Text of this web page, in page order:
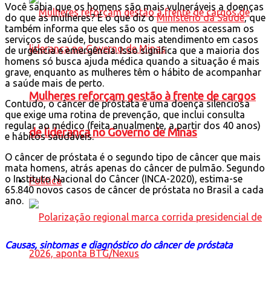
Mulheres reforçam gestão à frente de cargos
de liderança no Governo de Minas
Política
Você sabia que os homens são mais vulneráveis a doenças
do que as mulheres? É o que diz oMinistério da Saúde, que
também informa que eles são os que menos acessam os
serviços de saúde, buscando mais atendimento em casos
de urgência e emergência. Isso significa que a maioria dos
homens só busca ajuda médica quando a situação é mais
grave, enquanto as mulheres têm o hábito de acompanhar
a saúde mais de perto.
Contudo, o câncer de próstata é uma doença silenciosa
que exige uma rotina de prevenção, que inclui consulta
regular ao médico (feita anualmente, a partir dos 40 anos)
e hábitos saudáveis.
O câncer de próstata é o segundo tipo de câncer que mais
mata homens, atrás apenas do câncer de pulmão. Segundo
o Instituto Nacional do Câncer (INCA-2020), estima-se
65.840 novos casos de câncer de próstata no Brasil a cada
ano.
Causas, sintomas e diagnóstico do câncer de próstata